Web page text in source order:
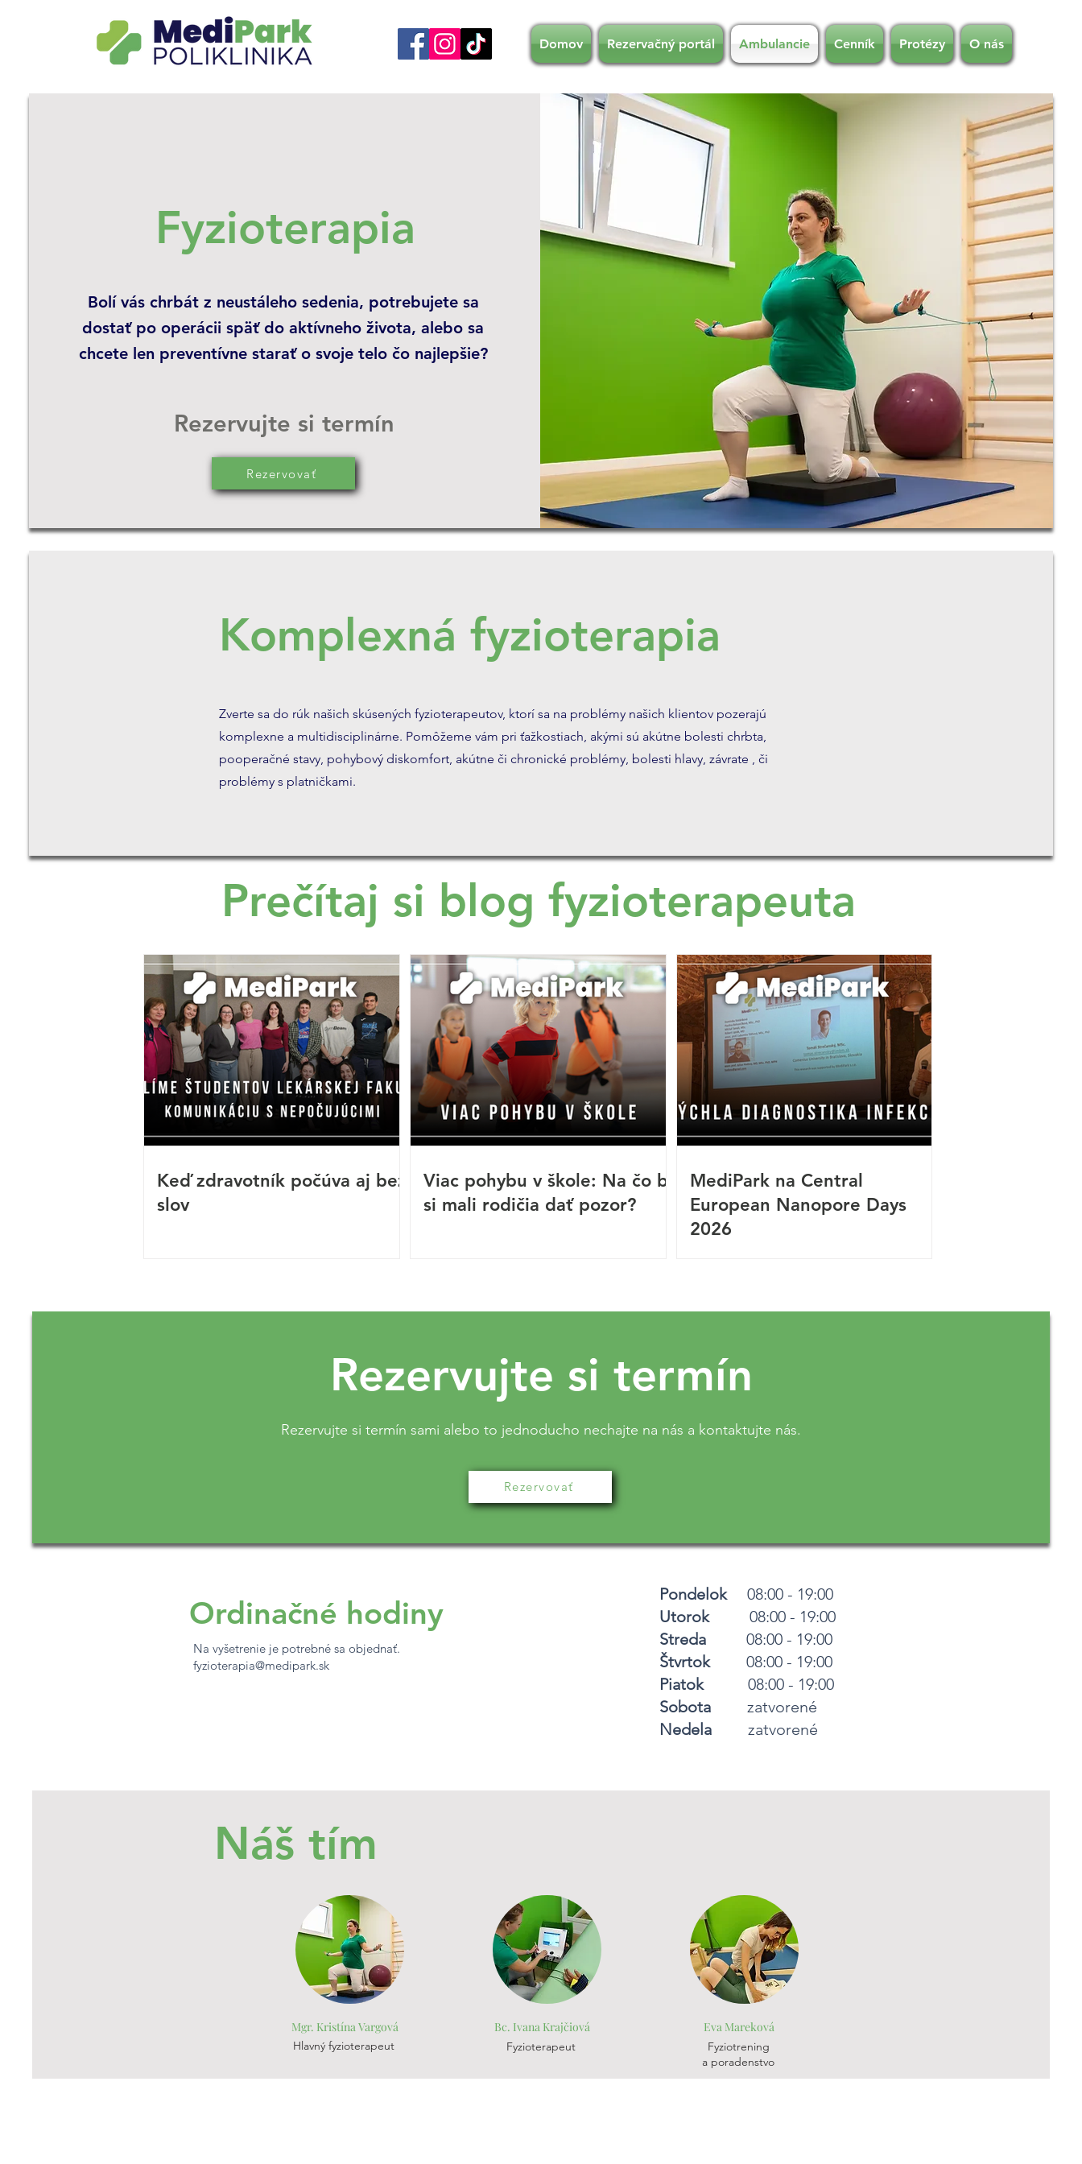
Domov Rezervačný portál Ambulancie Cenník Protézy O nás
Fyzioterapia
Bolí vás chrbát z neustáleho sedenia, potrebujete sa
dostať po operácii späť do aktívneho života, alebo sa
chcete len preventívne starať o svoje telo čo najlepšie?
Rezervujte si termín
Rezervovať
Komplexná fyzioterapia
Zverte sa do rúk našich skúsených fyzioterapeutov, ktorí sa na problémy našich klientov pozerajú
komplexne a multidisciplinárne. Pomôžeme vám pri ťažkostiach, akými sú akútne bolesti chrbta,
pooperačné stavy, pohybový diskomfort, akútne či chronické problémy, bolesti hlavy, závrate , či
problémy s platničkami.
Prečítaj si blog fyzioterapeuta
Keď zdravotník počúva aj bez
slov
Viac pohybu v škole: Na čo by
si mali rodičia dať pozor?
MediPark na Central
European Nanopore Days
2026
Rezervujte si termín
Rezervujte si termín sami alebo to jednoducho nechajte na nás a kontaktujte nás.
Rezervovať
Ordinačné hodiny
Na vyšetrenie je potrebné sa objednať.
fyzioterapia@medipark.sk
Pondelok08:00 - 19:00
Utorok08:00 - 19:00
Streda 08:00 - 19:00
Štvrtok08:00 - 19:00
Piatok
08:00 - 19:00
Sobota zatvorené
Nedela zatvorené
Náš tím
Mgr. Kristína Vargová
Hlavný fyzioterapeut
Bc. Ivana Krajčiová
Fyzioterapeut
Eva Mareková
Fyziotrening
a poradenstvo